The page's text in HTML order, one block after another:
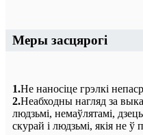
Меры засцярогі
1.Не наносіце грэлкі
2.Неабходны нагляд за
людзьмі, немаўлятамі,
скурай і людзьмі, якія не